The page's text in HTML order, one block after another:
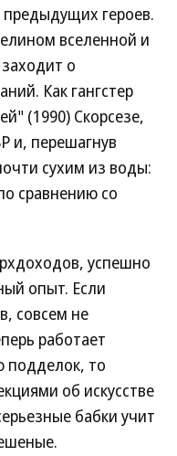
героев.
вселенной и
о
Как гангстер
(1990) Скорсезе,
и, перешагнув
сухим из воды:
сравнению со
успешно
опыт. Если
совсем не
работает
подделок, то
об искусстве
бабки учит